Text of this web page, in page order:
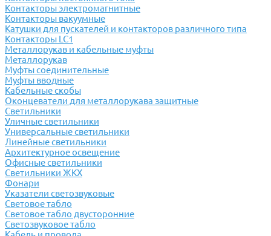
Контакторы электромагнитные
Контакторы вакуумные
Катушки для пускателей и контакторов различного типа
Контакторы LC1
Металлорукав и кабельные муфты
Металлорукав
Муфты соединительные
Муфты вводные
Кабельные скобы
Оконцеватели для металлорукава защитные
Светильники
Уличные светильники
Универсальные светильники
Линейные светильники
Архитектурное освещение
Офисные светильники
Светильники ЖКХ
Фонари
Указатели светозвуковые
Световое табло
Световое табло двусторонние
Светозвуковое табло